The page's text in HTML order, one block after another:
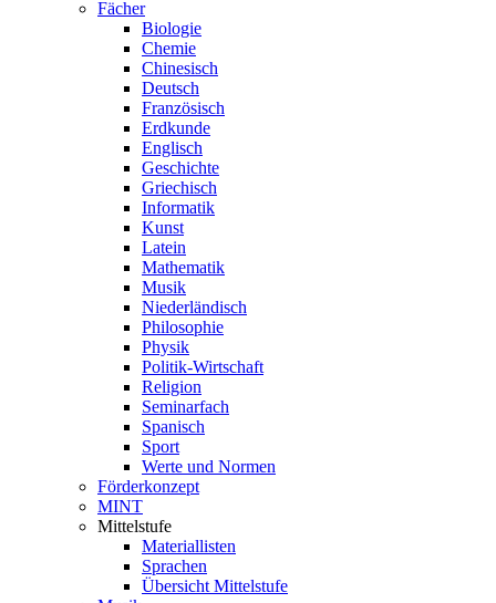
Fächer
Biologie
Chemie
Chinesisch
Deutsch
Französisch
Erdkunde
Englisch
Geschichte
Griechisch
Informatik
Kunst
Latein
Mathematik
Musik
Niederländisch
Philosophie
Physik
Politik-Wirtschaft
Religion
Seminarfach
Spanisch
Sport
Werte und Normen
Förderkonzept
MINT
Mittelstufe
Materiallisten
Sprachen
Übersicht Mittelstufe